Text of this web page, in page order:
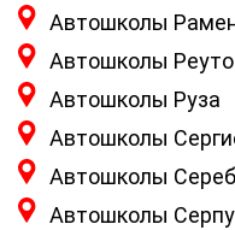
Автошколы
Автошколы
Автошколы Руза
Автошколы
Автошколы
Автошколы